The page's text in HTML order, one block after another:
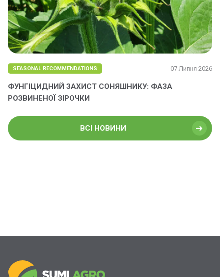
SEASONAL RECOMMENDATIONS 07 Липня 2026
ФУНГІЦИДНИЙ ЗАХИСТ СОНЯШНИКУ: ФАЗА
РОЗВИНЕНОЇ ЗІРОЧКИ
ВСІ НОВИНИ